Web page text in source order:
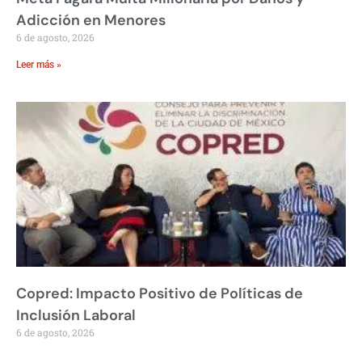
Adicción en Menores
6 de agosto, 2026
Leer más »
Copred: Impacto Positivo de Políticas de
Inclusión Laboral
6 de agosto, 2026